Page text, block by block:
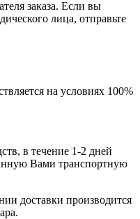
заказа. Если вы
лица, отправьте
на условиях 100%
в течение 1-2 дней
Вами транспортную
доставки производится